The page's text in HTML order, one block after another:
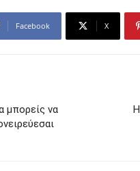
Facebook X
μπορείς να